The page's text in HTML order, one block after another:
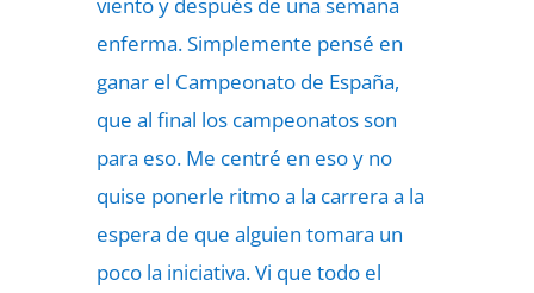
enferma. Simplemente pensé en
ganar el Campeonato de España,
que al final los campeonatos son
para eso. Me centré en eso y no
quise ponerle ritmo a la carrera a la
espera de que alguien tomara un
poco la iniciativa. Vi que todo el